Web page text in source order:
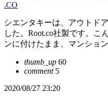
.CO
シエンタキーは、アウトド
した。Root.co社製です。こ
ンに付けたまま、マンショ
thumb_up 60
comment5
2020/08/27 23:20